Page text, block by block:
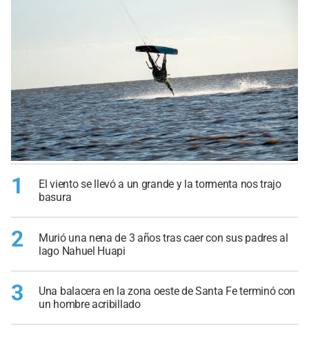
1
El viento se llevó a un grande y la tormenta nos trajo
basura
2
Murió una nena de 3 años tras caer con sus padres al
lago Nahuel Huapi
3
Una balacera en la zona oeste de Santa Fe terminó con
un hombre acribillado